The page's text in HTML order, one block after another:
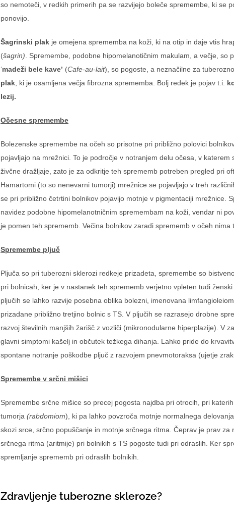
so nemoteči, v redkih primerih pa se razvijejo boleče spremembe, ki se
ponovijo.
Šagrinski plak je omejena sprememba na koži, ki na otip in daje vtis
(šagrin) . Spremembe, podobne hipomelanotičnim makulam, a večje, so
‘madeži bele kave’ (Cafe-au-lait), so pogoste, a neznačilne za
plak , ki je osamljena večja fibrozna sprememba. Bolj redek je pojav t.i.
lezij.
Očesne spremembe
Bolezenske spremembe na očeh so prisotne pri približno polovici
pojavljajo na mrežnici. To je področje v notranjem delu očesa, v katerem
živčne dražljaje, zato je za odkritje teh sprememb potreben pregled pri
Hamartomi (to so nenevarni tumorji) mrežnice se pojavljajo v treh
se pri približno četrtini bolnikov pojavijo motnje v pigmentaciji mrežnice.
navidez podobne hipomelanotničnim spremembam na koži, vendar ni
je pomen teh sprememb. Večina bolnikov zaradi sprememb v očeh nima
Spremembe pljuč
Pljuča so pri tuberozni sklerozi redkeje prizadeta, spremembe so
pri bolnicah, ker je v nastanek teh sprememb verjetno vpleten tudi
pljučih se lahko razvije posebna oblika bolezni, imenovana
prizadane približno tretjino bolnic s TS. V pljučih se razrasejo drobne
razvoj številnih manjših žarišč z vozliči (mikronodularne hiperplazije). V
glavni simptomi kašelj in občutek težkega dihanja. Lahko pride do
spontane notranje poškodbe pljuč z razvojem pnevmotoraksa (ujetje
Spremembe v srčni mišici
Spremembe srčne mišice so precej pogosta najdba pri otrocih, pri
tumorja (rabdomiom), ki pa lahko povzroča motnje normalnega
skozi srce, srčno popuščanje in motnje srčnega ritma. Čeprav je prav
srčnega ritma (aritmije) pri bolnikih s TS pogoste tudi pri odraslih. Ker
spremljanje sprememb pri odraslih bolnikih.
Zdravljenje tuberozne skleroze?